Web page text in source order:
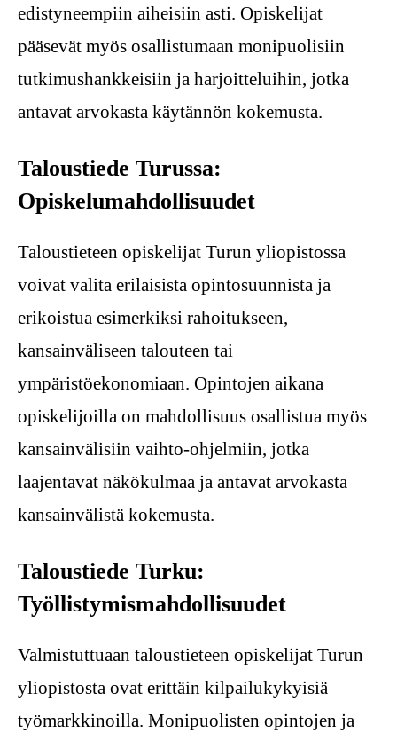
edistyneempiin aiheisiin asti. Opiskelijat
pääsevät myös osallistumaan monipuolisiin
tutkimushankkeisiin ja harjoitteluihin, jotka
antavat arvokasta käytännön kokemusta.
Taloustiede Turussa:
Opiskelumahdollisuudet
Taloustieteen opiskelijat Turun yliopistossa
voivat valita erilaisista opintosuunnista ja
erikoistua esimerkiksi rahoitukseen,
kansainväliseen talouteen tai
ympäristöekonomiaan. Opintojen aikana
opiskelijoilla on mahdollisuus osallistua myös
kansainvälisiin vaihto-ohjelmiin, jotka
laajentavat näkökulmaa ja antavat arvokasta
kansainvälistä kokemusta.
Taloustiede Turku:
Työllistymismahdollisuudet
Valmistuttuaan taloustieteen opiskelijat Turun
yliopistosta ovat erittäin kilpailukykyisiä
työmarkkinoilla. Monipuolisten opintojen ja